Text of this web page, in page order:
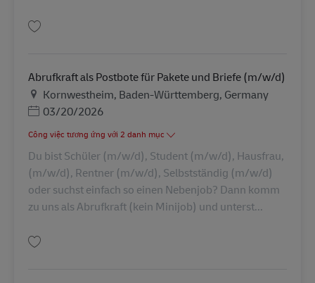
Abrufkraft als Postbote für Pakete und Briefe (m/w/d)
Địa điểm
Kornwestheim, Baden-Württemberg, Germany
Posted Date
03/20/2026
Công việc tương ứng với 2 danh mục
Du bist Schüler (m/w/d), Student (m/w/d), Hausfrau,
(m/w/d), Rentner (m/w/d), Selbstständig (m/w/d)
oder suchst einfach so einen Nebenjob? Dann komm
zu uns als Abrufkraft (kein Minijob) und unterst...